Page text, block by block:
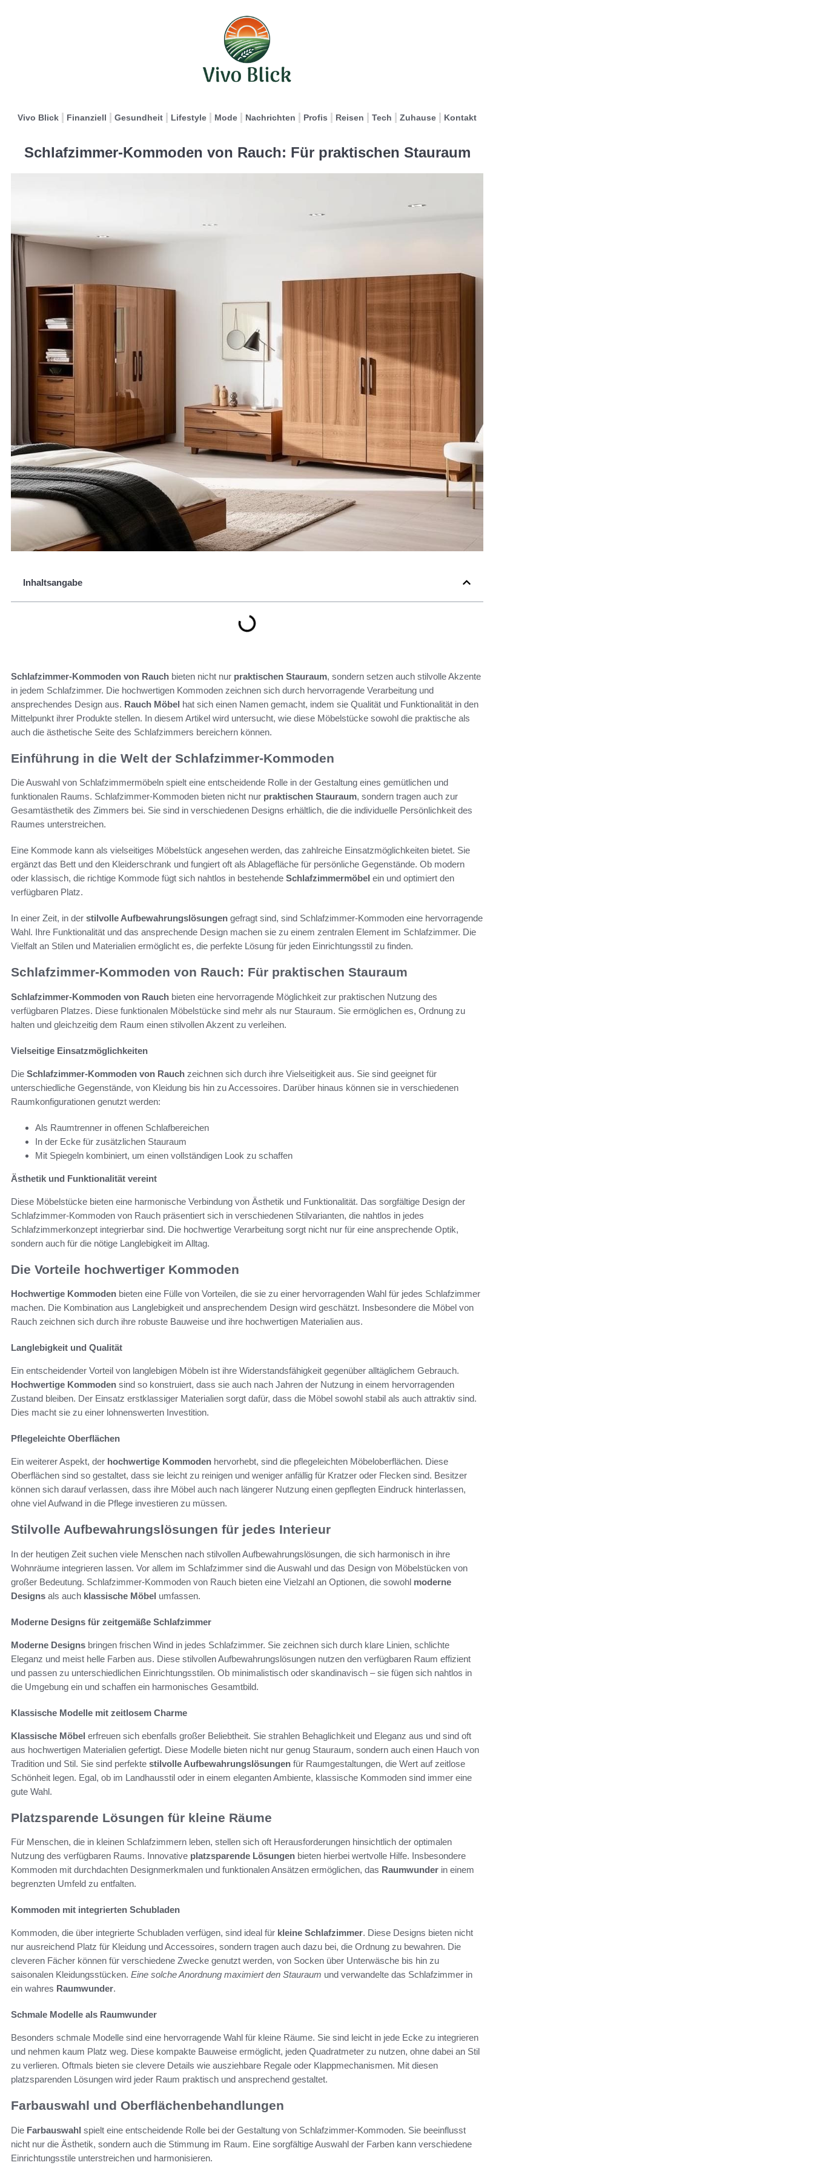
Vivo Blick Finanziell Gesundheit Lifestyle Mode Nachrichten Profis Reisen Tech Zuhause Kontakt
Schlafzimmer-Kommoden von Rauch: Für praktischen Stauraum
Inhaltsangabe
Schlafzimmer-Kommoden von Rauch bieten nicht nur praktischen Stauraum, sondern setzen auch stilvolle Akzente
in jedem Schlafzimmer. Die hochwertigen Kommoden zeichnen sich durch hervorragende Verarbeitung und
ansprechendes Design aus. Rauch Möbel hat sich einen Namen gemacht, indem sie Qualität und Funktionalität in den
Mittelpunkt ihrer Produkte stellen. In diesem Artikel wird untersucht, wie diese Möbelstücke sowohl die praktische als
auch die ästhetische Seite des Schlafzimmers bereichern können.
Einführung in die Welt der Schlafzimmer-Kommoden
Die Auswahl von Schlafzimmermöbeln spielt eine entscheidende Rolle in der Gestaltung eines gemütlichen und
funktionalen Raums. Schlafzimmer-Kommoden bieten nicht nur praktischen Stauraum, sondern tragen auch zur
Gesamtästhetik des Zimmers bei. Sie sind in verschiedenen Designs erhältlich, die die individuelle Persönlichkeit des
Raumes unterstreichen.
Eine Kommode kann als vielseitiges Möbelstück angesehen werden, das zahlreiche Einsatzmöglichkeiten bietet. Sie
ergänzt das Bett und den Kleiderschrank und fungiert oft als Ablagefläche für persönliche Gegenstände. Ob modern
oder klassisch, die richtige Kommode fügt sich nahtlos in bestehende Schlafzimmermöbel ein und optimiert den
verfügbaren Platz.
In einer Zeit, in der stilvolle Aufbewahrungslösungen gefragt sind, sind Schlafzimmer-Kommoden eine hervorragende
Wahl. Ihre Funktionalität und das ansprechende Design machen sie zu einem zentralen Element im Schlafzimmer. Die
Vielfalt an Stilen und Materialien ermöglicht es, die perfekte Lösung für jeden Einrichtungsstil zu finden.
Schlafzimmer-Kommoden von Rauch: Für praktischen Stauraum
Schlafzimmer-Kommoden von Rauch bieten eine hervorragende Möglichkeit zur praktischen Nutzung des
verfügbaren Platzes. Diese funktionalen Möbelstücke sind mehr als nur Stauraum. Sie ermöglichen es, Ordnung zu
halten und gleichzeitig dem Raum einen stilvollen Akzent zu verleihen.
Vielseitige Einsatzmöglichkeiten
Die Schlafzimmer-Kommoden von Rauch zeichnen sich durch ihre Vielseitigkeit aus. Sie sind geeignet für
unterschiedliche Gegenstände, von Kleidung bis hin zu Accessoires. Darüber hinaus können sie in verschiedenen
Raumkonfigurationen genutzt werden:
Als Raumtrenner in offenen Schlafbereichen
In der Ecke für zusätzlichen Stauraum
Mit Spiegeln kombiniert, um einen vollständigen Look zu schaffen
Ästhetik und Funktionalität vereint
Diese Möbelstücke bieten eine harmonische Verbindung von Ästhetik und Funktionalität. Das sorgfältige Design der
Schlafzimmer-Kommoden von Rauch präsentiert sich in verschiedenen Stilvarianten, die nahtlos in jedes
Schlafzimmerkonzept integrierbar sind. Die hochwertige Verarbeitung sorgt nicht nur für eine ansprechende Optik,
sondern auch für die nötige Langlebigkeit im Alltag.
Die Vorteile hochwertiger Kommoden
Hochwertige Kommoden bieten eine Fülle von Vorteilen, die sie zu einer hervorragenden Wahl für jedes Schlafzimmer
machen. Die Kombination aus Langlebigkeit und ansprechendem Design wird geschätzt. Insbesondere die Möbel von
Rauch zeichnen sich durch ihre robuste Bauweise und ihre hochwertigen Materialien aus.
Langlebigkeit und Qualität
Ein entscheidender Vorteil von langlebigen Möbeln ist ihre Widerstandsfähigkeit gegenüber alltäglichem Gebrauch.
Hochwertige Kommoden sind so konstruiert, dass sie auch nach Jahren der Nutzung in einem hervorragenden
Zustand bleiben. Der Einsatz erstklassiger Materialien sorgt dafür, dass die Möbel sowohl stabil als auch attraktiv sind.
Dies macht sie zu einer lohnenswerten Investition.
Pflegeleichte Oberflächen
Ein weiterer Aspekt, der hochwertige Kommoden hervorhebt, sind die pflegeleichten Möbeloberflächen. Diese
Oberflächen sind so gestaltet, dass sie leicht zu reinigen und weniger anfällig für Kratzer oder Flecken sind. Besitzer
können sich darauf verlassen, dass ihre Möbel auch nach längerer Nutzung einen gepflegten Eindruck hinterlassen,
ohne viel Aufwand in die Pflege investieren zu müssen.
Stilvolle Aufbewahrungslösungen für jedes Interieur
In der heutigen Zeit suchen viele Menschen nach stilvollen Aufbewahrungslösungen, die sich harmonisch in ihre
Wohnräume integrieren lassen. Vor allem im Schlafzimmer sind die Auswahl und das Design von Möbelstücken von
großer Bedeutung. Schlafzimmer-Kommoden von Rauch bieten eine Vielzahl an Optionen, die sowohl moderne
Designs als auch klassische Möbel umfassen.
Moderne Designs für zeitgemäße Schlafzimmer
Moderne Designs bringen frischen Wind in jedes Schlafzimmer. Sie zeichnen sich durch klare Linien, schlichte
Eleganz und meist helle Farben aus. Diese stilvollen Aufbewahrungslösungen nutzen den verfügbaren Raum effizient
und passen zu unterschiedlichen Einrichtungsstilen. Ob minimalistisch oder skandinavisch – sie fügen sich nahtlos in
die Umgebung ein und schaffen ein harmonisches Gesamtbild.
Klassische Modelle mit zeitlosem Charme
Klassische Möbel erfreuen sich ebenfalls großer Beliebtheit. Sie strahlen Behaglichkeit und Eleganz aus und sind oft
aus hochwertigen Materialien gefertigt. Diese Modelle bieten nicht nur genug Stauraum, sondern auch einen Hauch von
Tradition und Stil. Sie sind perfekte stilvolle Aufbewahrungslösungen für Raumgestaltungen, die Wert auf zeitlose
Schönheit legen. Egal, ob im Landhausstil oder in einem eleganten Ambiente, klassische Kommoden sind immer eine
gute Wahl.
Platzsparende Lösungen für kleine Räume
Für Menschen, die in kleinen Schlafzimmern leben, stellen sich oft Herausforderungen hinsichtlich der optimalen
Nutzung des verfügbaren Raums. Innovative platzsparende Lösungen bieten hierbei wertvolle Hilfe. Insbesondere
Kommoden mit durchdachten Designmerkmalen und funktionalen Ansätzen ermöglichen, das Raumwunder in einem
begrenzten Umfeld zu entfalten.
Kommoden mit integrierten Schubladen
Kommoden, die über integrierte Schubladen verfügen, sind ideal für kleine Schlafzimmer. Diese Designs bieten nicht
nur ausreichend Platz für Kleidung und Accessoires, sondern tragen auch dazu bei, die Ordnung zu bewahren. Die
cleveren Fächer können für verschiedene Zwecke genutzt werden, von Socken über Unterwäsche bis hin zu
saisonalen Kleidungsstücken. Eine solche Anordnung maximiert den Stauraum und verwandelte das Schlafzimmer in
ein wahres Raumwunder.
Schmale Modelle als Raumwunder
Besonders schmale Modelle sind eine hervorragende Wahl für kleine Räume. Sie sind leicht in jede Ecke zu integrieren
und nehmen kaum Platz weg. Diese kompakte Bauweise ermöglicht, jeden Quadratmeter zu nutzen, ohne dabei an Stil
zu verlieren. Oftmals bieten sie clevere Details wie ausziehbare Regale oder Klappmechanismen. Mit diesen
platzsparenden Lösungen wird jeder Raum praktisch und ansprechend gestaltet.
Farbauswahl und Oberflächenbehandlungen
Die Farbauswahl spielt eine entscheidende Rolle bei der Gestaltung von Schlafzimmer-Kommoden. Sie beeinflusst
nicht nur die Ästhetik, sondern auch die Stimmung im Raum. Eine sorgfältige Auswahl der Farben kann verschiedene
Einrichtungsstile unterstreichen und harmonisieren.